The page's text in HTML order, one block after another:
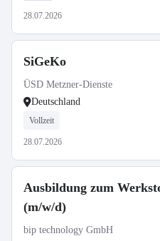
28.07.2026
SiGeKo
ÜSD Metzner-Dienste
Deutschland
Vollzeit
28.07.2026
Ausbildung zum
(m/w/d)
bip technology GmbH